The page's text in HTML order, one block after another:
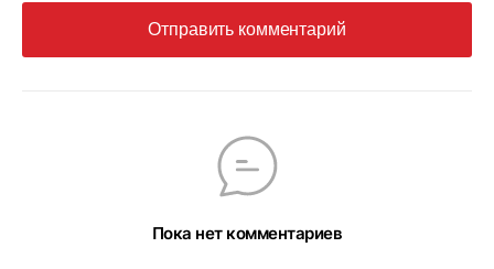
Отправить комментарий
Пока нет комментариев